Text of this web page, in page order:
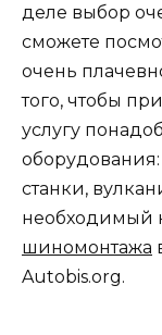
деле выбор
сможете
очень
того, чтобы
услугу
станки,
необходимый
шиномонтажа
Autobis.org.